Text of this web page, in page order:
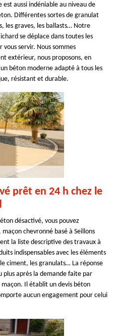
aussi indéniable au niveau de
Différentes sortes de granulat
les graves, les ballasts… Notre
se déplace dans toutes les
servir. Nous sommes
extérieur, nous proposons, en
béton moderne adapté à tous les
résistant et durable.
prêt en 24 h chez le
désactivé, vous pouvez
chevronné basé à Seillons
la liste descriptive des travaux à
indispensables avec les éléments
ciment, les granulats… La réponse
plus après la demande faite par
Il établit un devis béton
aucun engagement pour celui